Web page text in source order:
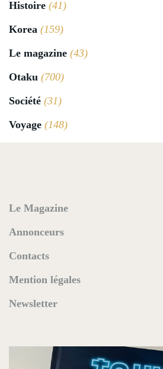
Histoire (41)
Korea (159)
Le magazine (43)
Otaku (700)
Société (31)
Voyage (148)
Le Magazine
Annonceurs
Contacts
Mention légales
Newsletter